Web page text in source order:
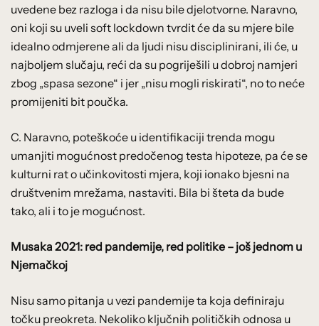
uvedene bez razloga i da nisu bile djelotvorne. Naravno,
oni koji su uveli soft lockdown tvrdit će da su mjere bile
idealno odmjerene ali da ljudi nisu disciplinirani, ili će, u
najboljem slučaju, reći da su pogriješili u dobroj namjeri
zbog „spasa sezone“ i jer „nisu mogli riskirati“, no to neće
promijeniti bit poučka.
C. Naravno, poteškoće u identifikaciji trenda mogu
umanjiti mogućnost predočenog testa hipoteze, pa će se
kulturni rat o učinkovitosti mjera, koji ionako bjesni na
društvenim mrežama, nastaviti. Bila bi šteta da bude
tako, ali i to je mogućnost.
Musaka 2021: red pandemije, red politike – još jednom u
Njemačkoj
Nisu samo pitanja u vezi pandemije ta koja definiraju
točku preokreta. Nekoliko ključnih političkih odnosa u